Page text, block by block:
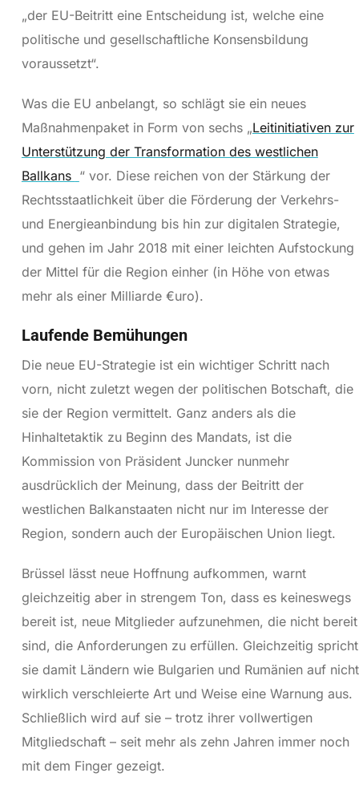
„der EU-Beitritt eine Entscheidung ist, welche eine
politische und gesellschaftliche Konsensbildung
voraussetzt“.
Was die EU anbelangt, so schlägt sie ein neues
Maßnahmenpaket in Form von sechs „Leitinitiativen zur
Unterstützung der Transformation des westlichen
Ballkans “ vor. Diese reichen von der Stärkung der
Rechtsstaatlichkeit über die Förderung der Verkehrs-
und Energieanbindung bis hin zur digitalen Strategie,
und gehen im Jahr 2018 mit einer leichten Aufstockung
der Mittel für die Region einher (in Höhe von etwas
mehr als einer Milliarde €uro).
Laufende Bemühungen
Die neue EU-Strategie ist ein wichtiger Schritt nach
vorn, nicht zuletzt wegen der politischen Botschaft, die
sie der Region vermittelt. Ganz anders als die
Hinhaltetaktik zu Beginn des Mandats, ist die
Kommission von Präsident Juncker nunmehr
ausdrücklich der Meinung, dass der Beitritt der
westlichen Balkanstaaten nicht nur im Interesse der
Region, sondern auch der Europäischen Union liegt.
Brüssel lässt neue Hoffnung aufkommen, warnt
gleichzeitig aber in strengem Ton, dass es keineswegs
bereit ist, neue Mitglieder aufzunehmen, die nicht bereit
sind, die Anforderungen zu erfüllen. Gleichzeitig spricht
sie damit Ländern wie Bulgarien und Rumänien auf nicht
wirklich verschleierte Art und Weise eine Warnung aus.
Schließlich wird auf sie – trotz ihrer vollwertigen
Mitgliedschaft – seit mehr als zehn Jahren immer noch
mit dem Finger gezeigt.